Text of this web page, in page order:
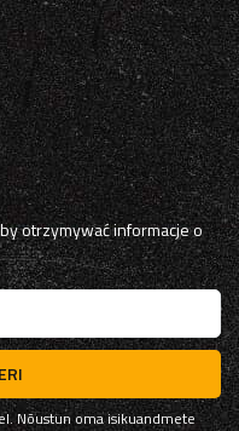
otrzymywać informacje o
Nõustun oma isikuandmete